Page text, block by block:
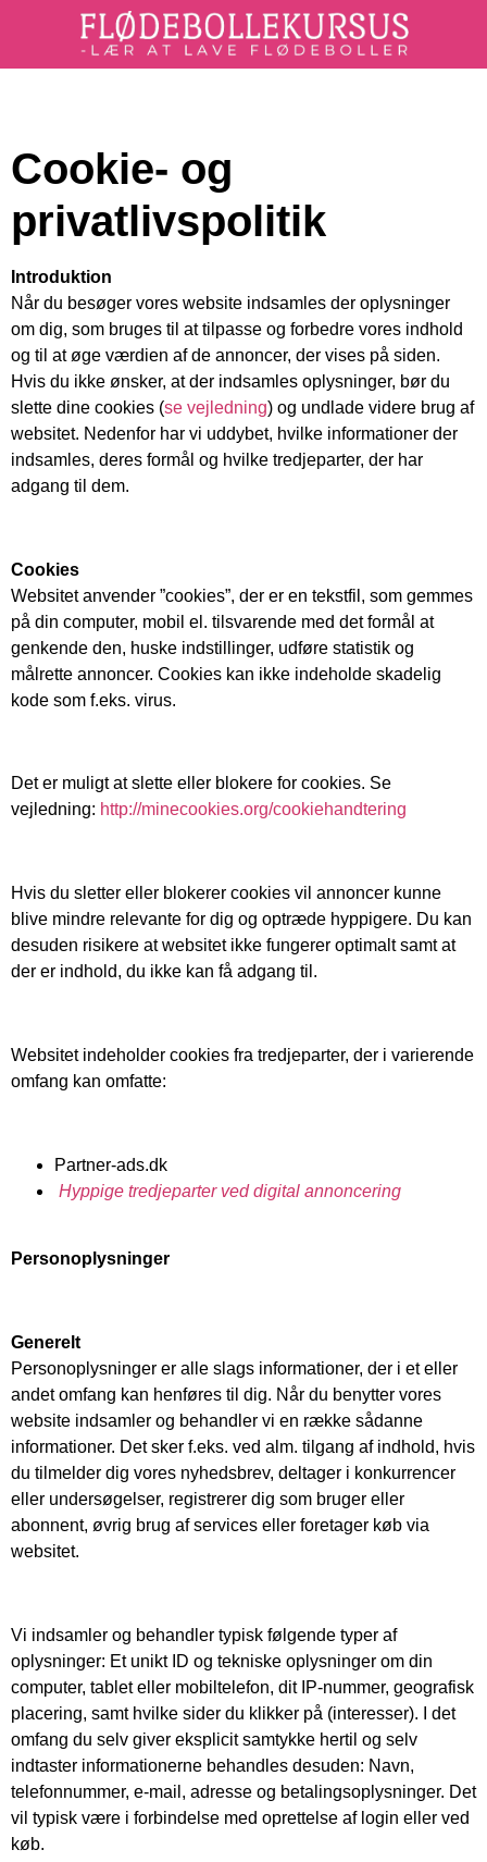
Cookie- og
privatlivspolitik
Introduktion
Når du besøger vores website indsamles der oplysninger
om dig, som bruges til at tilpasse og forbedre vores indhold
og til at øge værdien af de annoncer, der vises på siden.
Hvis du ikke ønsker, at der indsamles oplysninger, bør du
slette dine cookies (se vejledning) og undlade videre brug af
websitet. Nedenfor har vi uddybet, hvilke informationer der
indsamles, deres formål og hvilke tredjeparter, der har
adgang til dem.
Cookies
Websitet anvender ”cookies”, der er en tekstfil, som gemmes
på din computer, mobil el. tilsvarende med det formål at
genkende den, huske indstillinger, udføre statistik og
målrette annoncer. Cookies kan ikke indeholde skadelig
kode som f.eks. virus.
Det er muligt at slette eller blokere for cookies. Se
vejledning: http://minecookies.org/cookiehandtering
Hvis du sletter eller blokerer cookies vil annoncer kunne
blive mindre relevante for dig og optræde hyppigere. Du kan
desuden risikere at websitet ikke fungerer optimalt samt at
der er indhold, du ikke kan få adgang til.
Websitet indeholder cookies fra tredjeparter, der i varierende
omfang kan omfatte:
Partner-ads.dk
Hyppige tredjeparter ved digital annoncering
Personoplysninger
Generelt
Personoplysninger er alle slags informationer, der i et eller
andet omfang kan henføres til dig. Når du benytter vores
website indsamler og behandler vi en række sådanne
informationer. Det sker f.eks. ved alm. tilgang af indhold, hvis
du tilmelder dig vores nyhedsbrev, deltager i konkurrencer
eller undersøgelser, registrerer dig som bruger eller
abonnent, øvrig brug af services eller foretager køb via
websitet.
Vi indsamler og behandler typisk følgende typer af
oplysninger: Et unikt ID og tekniske oplysninger om din
computer, tablet eller mobiltelefon, dit IP-nummer, geografisk
placering, samt hvilke sider du klikker på (interesser). I det
omfang du selv giver eksplicit samtykke hertil og selv
indtaster informationerne behandles desuden: Navn,
telefonnummer, e-mail, adresse og betalingsoplysninger. Det
vil typisk være i forbindelse med oprettelse af login eller ved
køb.